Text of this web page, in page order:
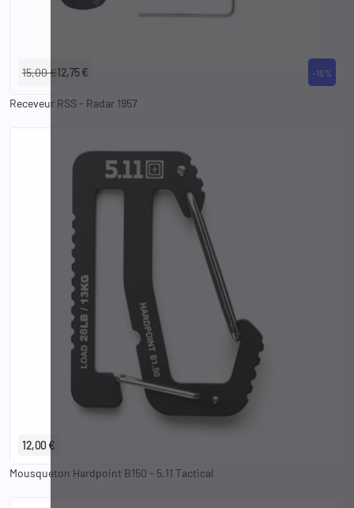
15,00 €12,75 € -15%
Receveur RSS - Radar 1957
12,00 €
Mousqueton Hardpoint B150 - 5.11 Tactical